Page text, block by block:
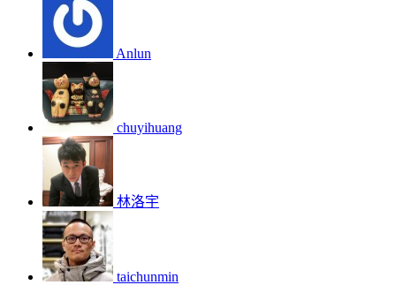
Anlun
chuyihuang
林洛宇
taichunmin